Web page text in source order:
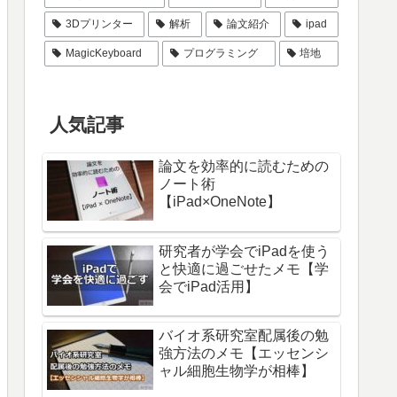
3Dプリンター 解析 論文紹介 ipad
MagicKeyboard プログラミング 培地
人気記事
論文を効率的に読むための
ノート術
【iPad×OneNote】
研究者が学会でiPadを使う
と快適に過ごせたメモ【学
会でiPad活用】
バイオ系研究室配属後の勉
強方法のメモ【エッセンシ
ャル細胞生物学が相棒】